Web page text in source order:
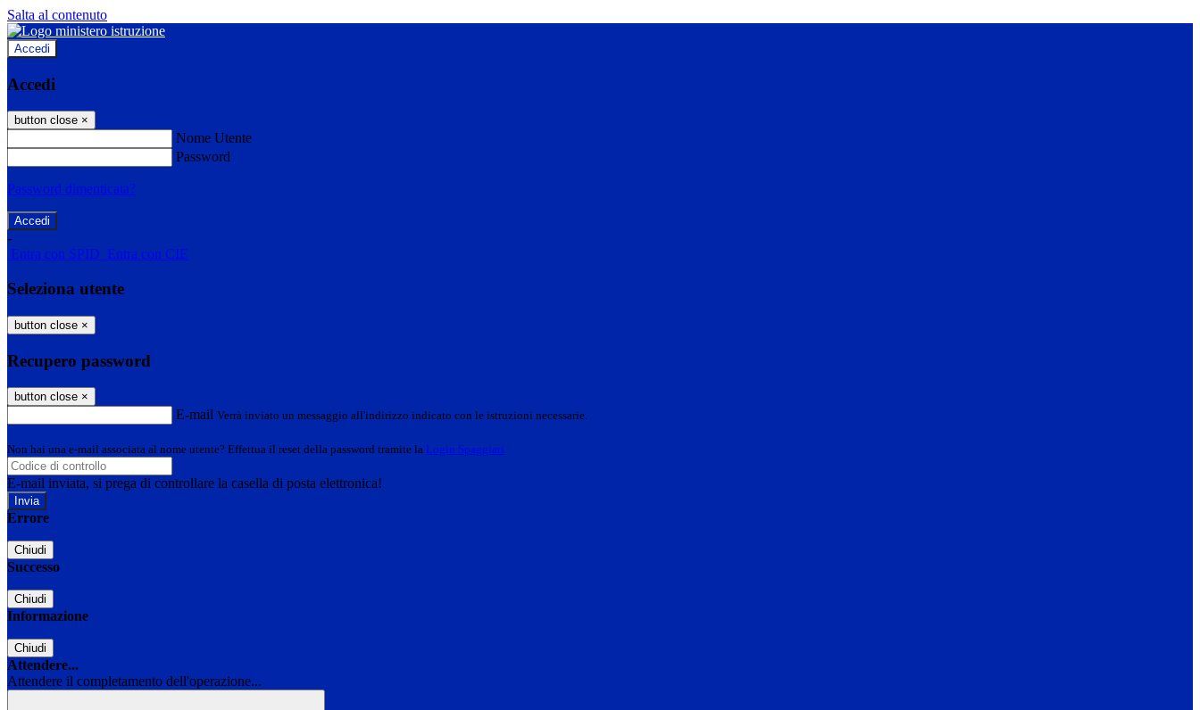
Salta al contenuto
Accedi
Accedi
button close ×
Nome Utente
Password
Password dimenticata?
-
Entra con SPID Entra con CIE
Seleziona utente
button close ×
Recupero password
button close ×
E-mail Verrà inviato un messaggio all'indirizzo indicato con le istruzioni necessarie.
Non hai una e-mail associata al nome utente? Effettua il reset della password tramite la Login Spaggiari
E-mail inviata, si prega di controllare la casella di posta elettronica!
Errore
Chiudi
Successo
Chiudi
Informazione
Chiudi
Attendere...
Attendere il completamento dell'operazione...